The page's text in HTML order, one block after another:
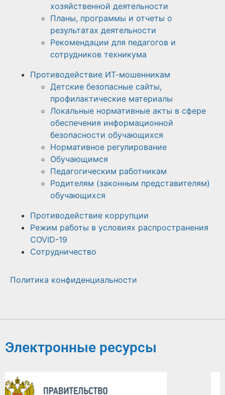
хозяйственной деятельности
Планы, программы и отчеты о
результатах деятельности
Рекомендации для педагогов и
сотрудников техникума
Противодействие ИТ-мошенникам
Детские безопасные сайты,
профилактические материалы
Локальные нормативные акты в сфере
обеспечения информационной
безопасности обучающихся
Нормативное регулирование
Обучающимся
Педагогическим работникам
Родителям (законным представителям)
обучающихся
Противодействие коррупции
Режим работы в условиях распространения
COVID-19
Сотрудничество
Политика конфиденциальности
Электронные ресурсы